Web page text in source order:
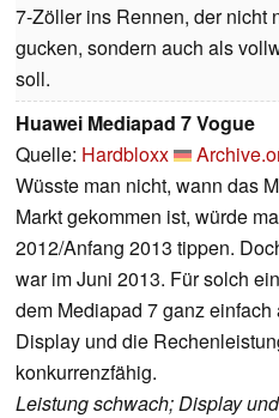
7-Zöller ins Rennen, der nicht
gucken, sondern auch als
soll.
Huawei Mediapad 7 Vogue
Quelle: Hardbloxx
Wüsste man nicht, wann das
Markt gekommen ist, würde
2012/Anfang 2013 tippen.
war im Juni 2013. Für solch
dem Mediapad 7 ganz
Display und die
konkurrenzfähig.
Leistung schwach; Display